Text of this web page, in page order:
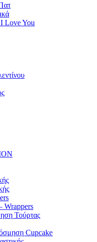
Love You
Wrappers
Τούρτας
Cupcake